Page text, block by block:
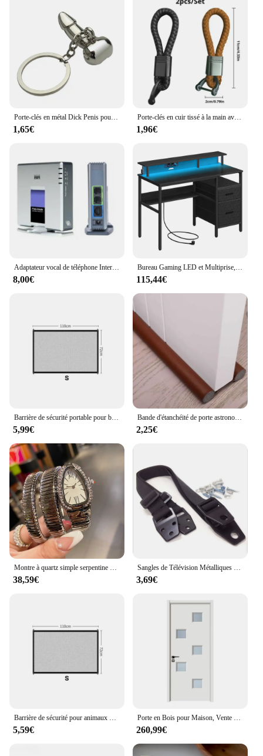
Porte-clés en métal Dick Penis pour hommes et femmes, porte-clés individuels, cadeaux pour hommes, coq, clé de voiture, ustensiles de cuisine, sexy, Genitalia, Jofor Lovers, Ho J9
1,65€
Porte-clés en cuir tissé à la main avec structure en fer à cheval, porte-clés de voiture, porte-clés, accessoire de mode, cadeaux, UL, 2 pièces
1,96€
Adaptateur vocal de téléphone Internet avec câble réseau, protocole SIP V2, passerelle 2 ports, Linksys PAP2T, prise AU, EU, US, UK, 1 jeu
8,00€
Bureau Gaming LED et Multiprise, Support d'écran, 2 Tiroirs, 2 Ports USB, Noir Boisé
115,44€
Barrière de sécurité portable pour bébé, barrière pour animaux de compagnie, escaliers en maille, porte d'entrée intérieure, garde de séparation pour chiens, hameçons isolés pour bébé, parc
5,99€
Bande d'étanchéité de porte astronomique multicolore, isolation phonique, isolation thermique, anti-poussière, bande de bancs anti-insectes, 1PC
2,25€
Montre à quartz simple serpentine pour femme, ensemble de diamants elliptiques, populaire
38,59€
Sangles de Télévision Métalliques de Sécurité pour Bébé, Anti-Pointe de Meubles, RapDuty, 1 Pièce
3,69€
Barrière de sécurité pour animaux de compagnie, barrière de sécurité pour bébé, maille avec poteau télescopique, crochet d'escalier, barrière d'entrée intérieure, protection de sécurité sans poinçon
5,59€
Porte en Bois pour Maison, Vente Directe du Fabricant
260,99€